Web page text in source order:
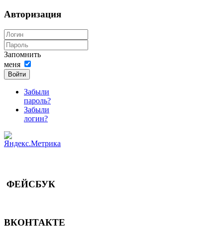
Авторизация
Запомнить
меня
Войти
Забыли
пароль?
Забыли
логин?
ФЕЙСБУК
ВКОНТАКТЕ